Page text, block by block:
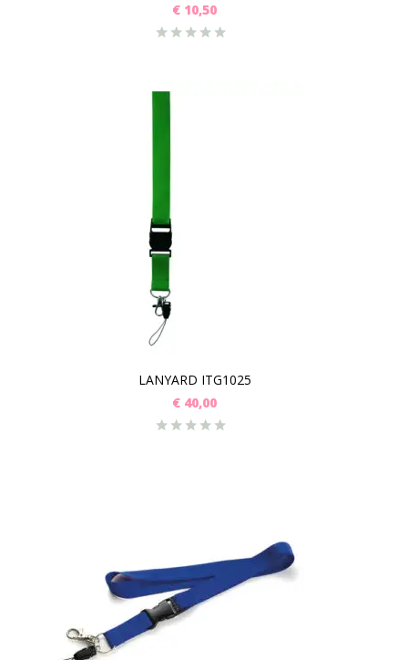
€ 10,50
LANYARD ITG1025
€ 40,00